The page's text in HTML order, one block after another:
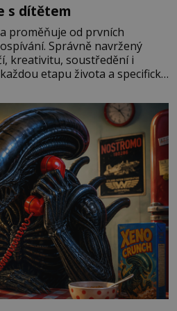
s dítětem
proměňuje od prvních
Správně navržený
kreativitu, soustředění i
etapu života a specifické
by pokoj miminka měl působit
Předškolní věk je